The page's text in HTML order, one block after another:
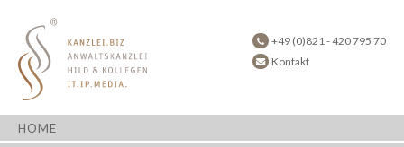
+49 (0)821 - 420 795 70
Kontakt
HOME